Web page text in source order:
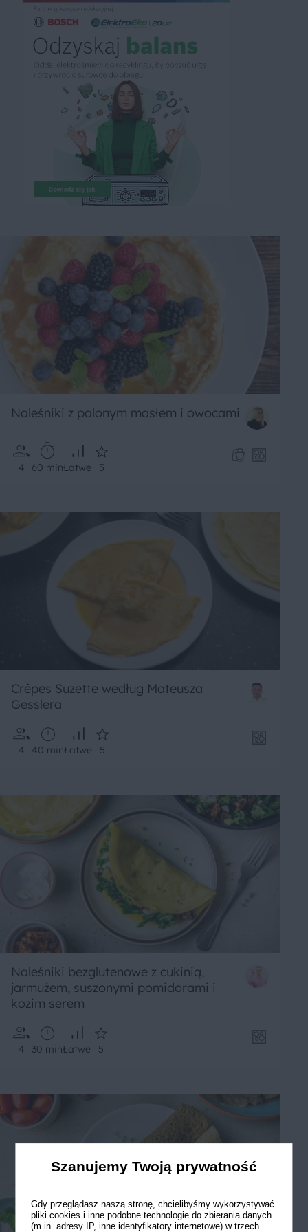
Naleśniki z palonym masłem i owocami
4 60 minŁatwe 5
Crêpes Suzette według Mateusza
Gesslera
4 40 minŁatwe 5
Naleśniki bezglutenowe z cukinią,
jarmużem, suszonymi pomidorami i
kozim serem
4 30 minŁatwe 5
Szanujemy Twoją prywatność
Gdy przeglądasz naszą stronę, chcielibyśmy wykorzystywać
pliki cookies i inne podobne technologie do zbierania danych
(m.in. adresy IP, inne identyfikatory internetowe) w trzech